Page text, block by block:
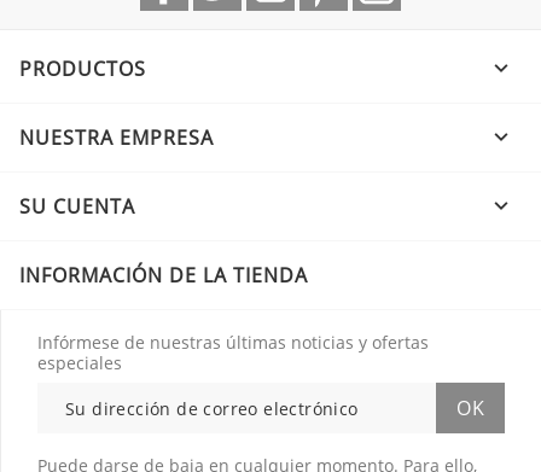
PRODUCTOS 
NUESTRA EMPRESA 
SU CUENTA 
INFORMACIÓN DE LA TIENDA
Infórmese de nuestras últimas noticias y ofertas
especiales
Puede darse de baja en cualquier momento. Para ello,